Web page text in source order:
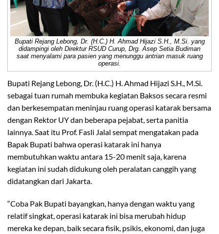
Bupati Rejang Lebong, Dr. (H.C.) H. Ahmad Hijazi S.H., M.Si. yang
didampingi oleh Direktur RSUD Curup, Drg. Asep Setia Budiman
saat menyalami para pasien yang menunggu antrian masuk ruang
operasi.
Bupati Rejang Lebong, Dr. (H.C.) H. Ahmad Hijazi S.H., M.Si.
sebagai tuan rumah membuka kegiatan Baksos secara resmi
dan berkesempatan meninjau ruang operasi katarak bersama
dengan Rektor UY dan beberapa pejabat, serta panitia
lainnya. Saat itu Prof. Fasli Jalal sempat mengatakan pada
Bapak Bupati bahwa operasi katarak ini hanya
membutuhkan waktu antara 15-20 menit saja, karena
kegiatan ini sudah didukung oleh peralatan canggih yang
didatangkan dari Jakarta.
“Coba Pak Bupati bayangkan, hanya dengan waktu yang
relatif singkat, operasi katarak ini bisa merubah hidup
mereka ke depan, baik secara fisik, psikis, ekonomi, dan juga